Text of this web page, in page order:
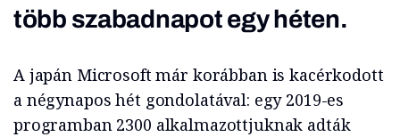
több szabadnapot egy héten.
A japán Microsoft már korábban is kacérkodott
a négynapos hét gondolatával: egy 2019-es
programban 2300 alkalmazottjuknak adták